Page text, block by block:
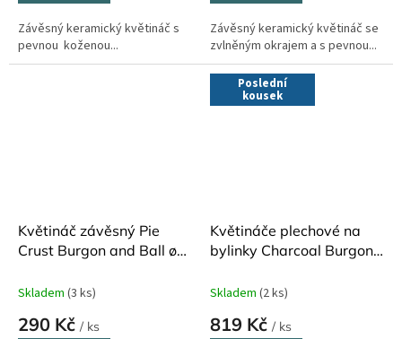
Závěsný keramický květináč s
pevnou koženou...
Závěsný keramický květináč se
zvlněným okrajem a s pevnou...
Květináč závěsný Pie
Crust Burgon and Ball ø
Skladem (3 ks)
290 Kč / ks
Poslední
kousek
Květináče plechové na
bylinky Charcoal Burgon
Skladem (2 ks)
819 Kč / ks